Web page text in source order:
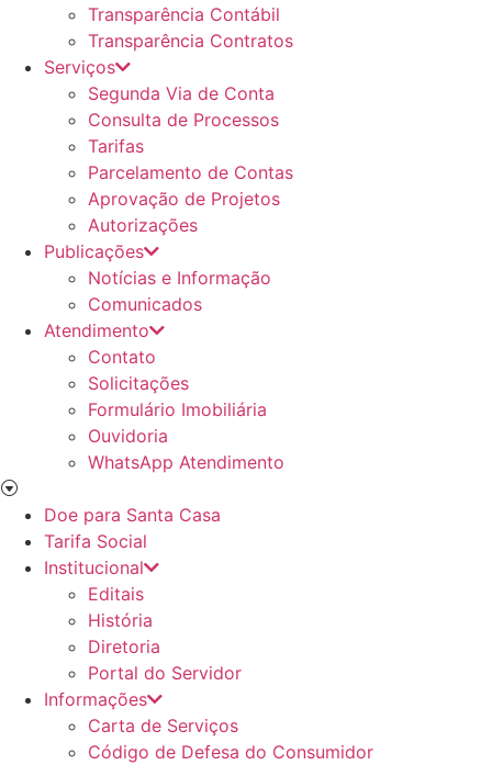
Transparência Contábil
Transparência Contratos
Serviços
Segunda Via de Conta
Consulta de Processos
Tarifas
Parcelamento de Contas
Aprovação de Projetos
Autorizações
Publicações
Notícias e Informação
Comunicados
Atendimento
Contato
Solicitações
Formulário Imobiliária
Ouvidoria
WhatsApp Atendimento
Doe para Santa Casa
Tarifa Social
Institucional
Editais
História
Diretoria
Portal do Servidor
Informações
Carta de Serviços
Código de Defesa do Consumidor